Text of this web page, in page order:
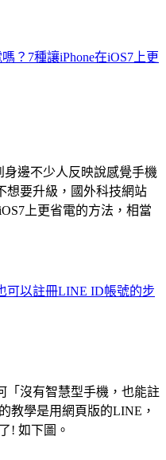
？7種讓iPhone在iOS7上更
身邊不少人反映說感覺手機
想要升級，國外科技網站
上更省電的方法，相當
可以註冊LINE ID帳號的步
「沒有智慧型手機，也能註
教學是用網頁版的LINE，
! 如下圖。